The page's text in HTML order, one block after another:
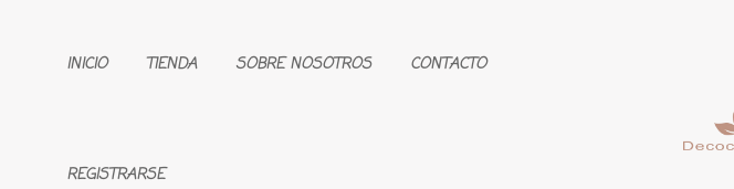
INICIO TIENDA SOBRE NOSOTROS CONTACTO
REGISTRARSE